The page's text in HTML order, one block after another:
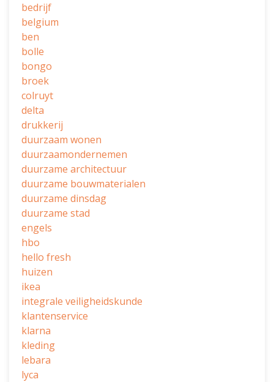
bedrijf
belgium
ben
bolle
bongo
broek
colruyt
delta
drukkerij
duurzaam wonen
duurzaamondernemen
duurzame architectuur
duurzame bouwmaterialen
duurzame dinsdag
duurzame stad
engels
hbo
hello fresh
huizen
ikea
integrale veiligheidskunde
klantenservice
klarna
kleding
lebara
lyca